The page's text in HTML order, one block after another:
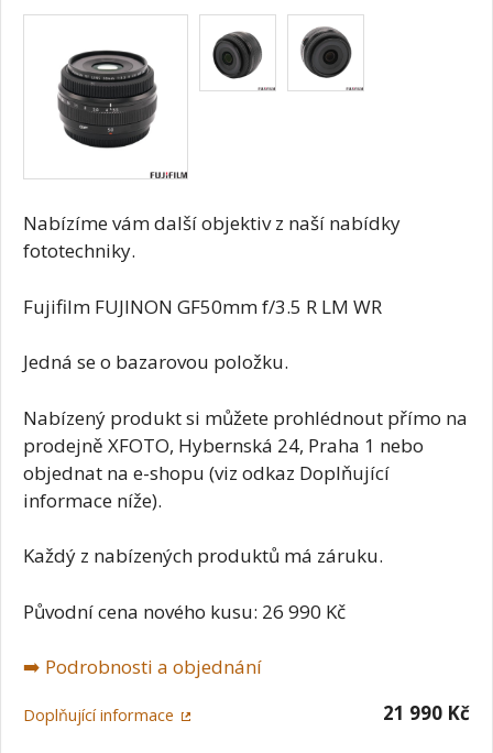
Nabízíme vám další objektiv z naší nabídky
fototechniky.
Fujifilm FUJINON GF50mm f/3.5 R LM WR
Jedná se o bazarovou položku.
Nabízený produkt si můžete prohlédnout přímo na
prodejně XFOTO, Hybernská 24, Praha 1 nebo
objednat na e-shopu (viz odkaz Doplňující
informace níže).
Každý z nabízených produktů má záruku.
Původní cena nového kusu: 26 990 Kč
➡️ Podrobnosti a objednání
Doplňující informace 21 990 Kč